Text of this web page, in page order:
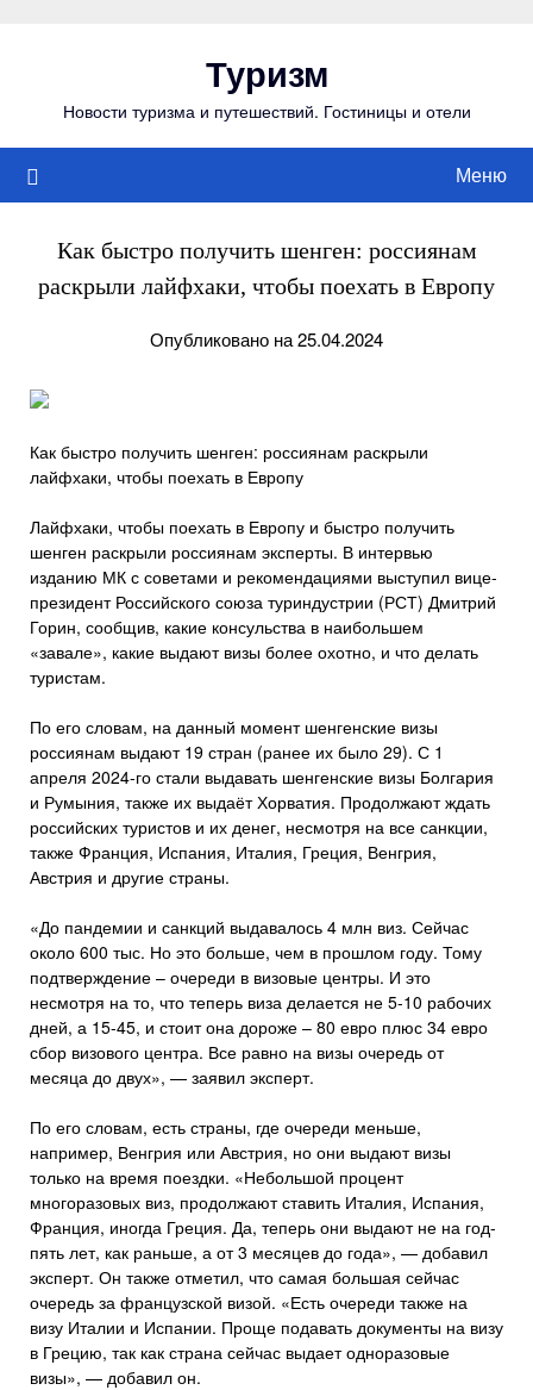
Туризм
Новости туризма и путешествий. Гостиницы и отели
Меню
Как быстро получить шенген: россиянам
раскрыли лайфхаки, чтобы поехать в Европу
Опубликовано на 25.04.2024
Как быстро получить шенген: россиянам раскрыли
лайфхаки, чтобы поехать в Европу
Лайфхаки, чтобы поехать в Европу и быстро получить
шенген раскрыли россиянам эксперты. В интервью
изданию МК с советами и рекомендациями выступил вице-
президент Российского союза туриндустрии (РСТ) Дмитрий
Горин, сообщив, какие консульства в наибольшем
«завале», какие выдают визы более охотно, и что делать
туристам.
По его словам, на данный момент шенгенские визы
россиянам выдают 19 стран (ранее их было 29). С 1
апреля 2024-го стали выдавать шенгенские визы Болгария
и Румыния, также их выдаёт Хорватия. Продолжают ждать
российских туристов и их денег, несмотря на все санкции,
также Франция, Испания, Италия, Греция, Венгрия,
Австрия и другие страны.
«До пандемии и санкций выдавалось 4 млн виз. Сейчас
около 600 тыс. Но это больше, чем в прошлом году. Тому
подтверждение – очереди в визовые центры. И это
несмотря на то, что теперь виза делается не 5-10 рабочих
дней, а 15-45, и стоит она дороже – 80 евро плюс 34 евро
сбор визового центра. Все равно на визы очередь от
месяца до двух», — заявил эксперт.
По его словам, есть страны, где очереди меньше,
например, Венгрия или Австрия, но они выдают визы
только на время поездки. «Небольшой процент
многоразовых виз, продолжают ставить Италия, Испания,
Франция, иногда Греция. Да, теперь они выдают не на год-
пять лет, как раньше, а от 3 месяцев до года», — добавил
эксперт. Он также отметил, что самая большая сейчас
очередь за французской визой. «Есть очереди также на
визу Италии и Испании. Проще подавать документы на визу
в Грецию, так как страна сейчас выдает одноразовые
визы», — добавил он.